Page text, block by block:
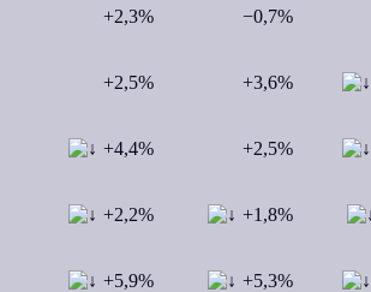
+2,3% −0,7%
+2,5% +3,6%
+4,4% +2,5%
+2,2% +1,8%
+5,9% +5,3%